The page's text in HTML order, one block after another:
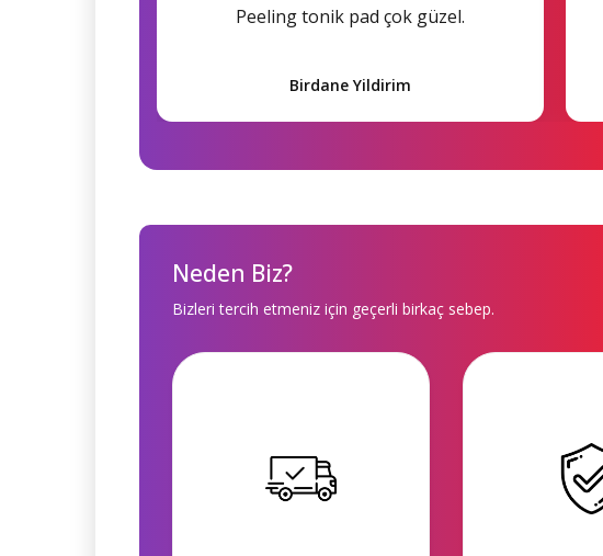
Peeling tonik pad çok güzel.
Birdane Yildirim
Neden Biz?
Bizleri tercih etmeniz için geçerli birkaç sebep.